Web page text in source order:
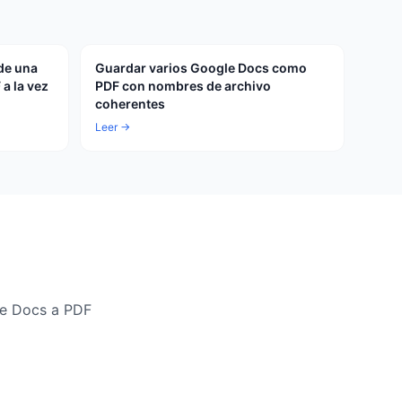
una
la vez
Guardar varios Google Docs como
PDF con nombres de archivo
coherentes
Leer →
Docs a PDF